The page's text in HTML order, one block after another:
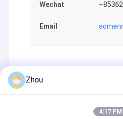
Wechat
Email
Recommended Products
Zhou
4:17 PM